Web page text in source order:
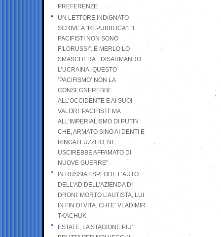
PREFERENZE
UN LETTORE INDIGNATO
SCRIVE A “REPUBBLICA”: “I
PACIFISTI NON SONO
FILORUSSI”. E MERLO LO
SMASCHERA: “DISARMANDO
L’UCRAINA, QUESTO
‘PACIFISMO’ NON LA
CONSEGNEREBBE
ALL’OCCIDENTE E AI SUOI
VALORI ‘PACIFISTI’ MA
ALL’IMPERIALISMO DI PUTIN
CHE, ARMATO SINO AI DENTI E
RINGALLUZZITO, NE
USCIREBBE AFFAMATO DI
NUOVE GUERRE”
IN RUSSIA ESPLODE L’AUTO
DELL’AD DELL’AZIENDA DI
DRONI: MORTO L’AUTISTA, LUI
IN FIN DI VITA. CHI E’ VLADIMIR
TKACHUK
ESTATE, LA STAGIONE PIU’